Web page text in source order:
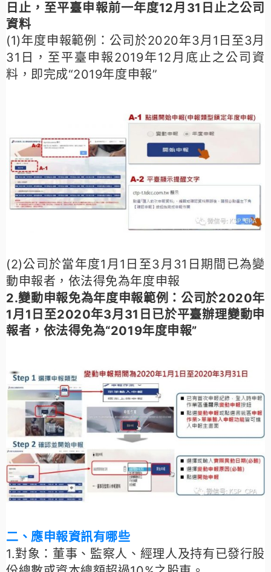
日止，至平臺申報前一年度12月31日止之公司
資料
(1)年度申報範例： 公司於2020年3月1日至3月
31日，至平臺申報2019年12月底止之公司資
料，即完成“2019年度申報”
(2)公司於當年度1月1日至3月31日期間已為變
動申報者，依法得免為年度申報
2.變動申報免為年度申報範例：公司於2020年
1月1日至2020年3月31日已於平臺辦理變動申
報者，依法得免為“2019年度申報”
二、應申報資訊有哪些
1.對象： 董事、監察人、經理人及持有已發行股